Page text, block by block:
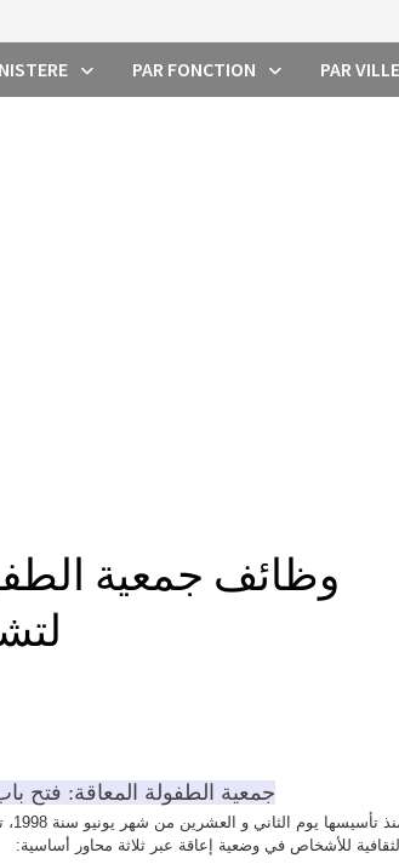
PAR FONCTION PAR VILLE
وظائف جمعية
جمعية الطفولة المعاقة: فتح
الثقافية للأشخاص في وضعية إعاقة عبر ثلاثة محاور أساسية: